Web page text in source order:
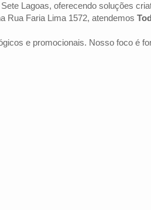
Sete Lagoas, oferecendo soluções
Rua Faria Lima 1572, atendemos
e promocionais. Nosso foco é